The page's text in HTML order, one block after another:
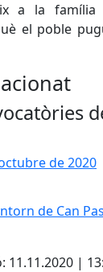
a la
el poble
de 2020
de Can
11.11.2020 |